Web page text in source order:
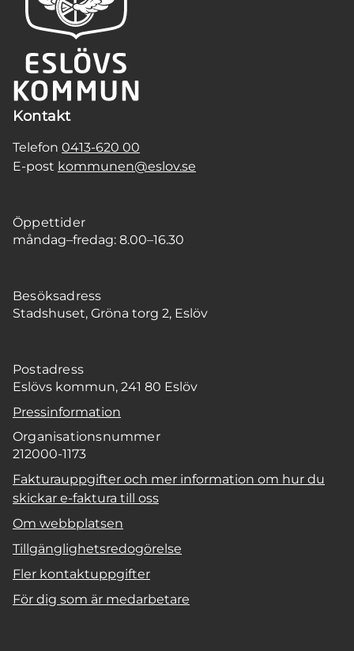
Kontakt
Telefon 0413-620 00
E-post kommunen@eslov.se
Öppettider
måndag–fredag: 8.00–16.30
Besöksadress
Stadshuset, Gröna torg 2, Eslöv
Postadress
Eslövs kommun, 241 80 Eslöv
Pressinformation
Organisationsnummer
212000-1173
Fakturauppgifter och mer information om hur du
skickar e-faktura till oss
Om webbplatsen
Tillgänglighetsredogörelse
Fler kontaktuppgifter
För dig som är medarbetare